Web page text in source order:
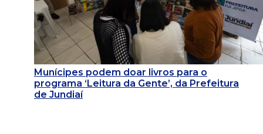
Munícipes podem doar livros para o
programa ‘Leitura da Gente’, da Prefeitura
de Jundiaí